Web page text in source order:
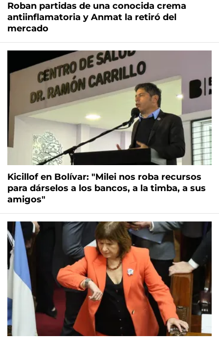
Roban partidas de una conocida crema
antiinflamatoria y Anmat la retiró del
mercado
Kicillof en Bolívar: "Milei nos roba recursos
para dárselos a los bancos, a la timba, a sus
amigos"